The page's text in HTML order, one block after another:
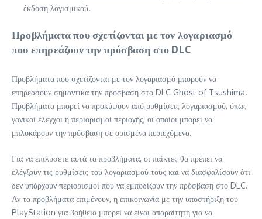
έκδοση λογισμικού.
Προβλήματα που σχετίζονται με τον λογαριασμό
που επηρεάζουν την πρόσβαση στο DLC
Προβλήματα που σχετίζονται με τον λογαριασμό μπορούν να
επηρεάσουν σημαντικά την πρόσβαση στο DLC Ghost of Tsushima.
Προβλήματα μπορεί να προκύψουν από ρυθμίσεις λογαριασμού, όπως
γονικοί έλεγχοι ή περιορισμοί περιοχής, οι οποίοι μπορεί να
μπλοκάρουν την πρόσβαση σε ορισμένα περιεχόμενα.
Για να επιλύσετε αυτά τα προβλήματα, οι παίκτες θα πρέπει να
ελέγξουν τις ρυθμίσεις του λογαριασμού τους και να διασφαλίσουν ότι
δεν υπάρχουν περιορισμοί που να εμποδίζουν την πρόσβαση στο DLC.
Αν τα προβλήματα επιμένουν, η επικοινωνία με την υποστήριξη του
PlayStation για βοήθεια μπορεί να είναι απαραίτητη για να